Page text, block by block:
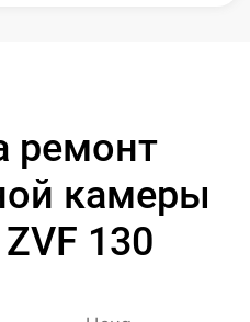
ремонт
камеры
130